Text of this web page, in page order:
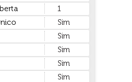
1
Sim
Sim
Sim
Sim
Sim